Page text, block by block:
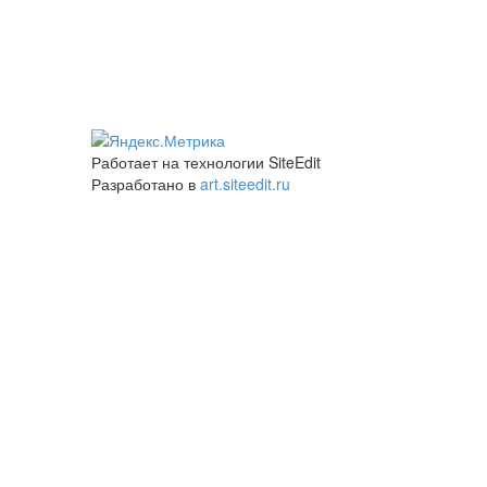
Работает на технологии SiteEdit
Разработано в art.siteedit.ru